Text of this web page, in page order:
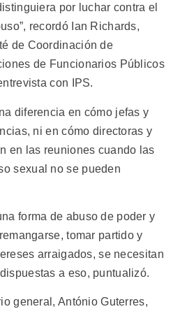
por luchar contra el
recordó Ian Richards,
de Coordinación de
de Funcionarios Públicos
con IPS.
diferencia en cómo jefas y
ni en cómo directoras y
en las reuniones cuando las
sexual no se pueden
forma de abuso de poder y
tomar partido y
arraigados, se necesitan
a eso, puntualizó.
general, António Guterres,